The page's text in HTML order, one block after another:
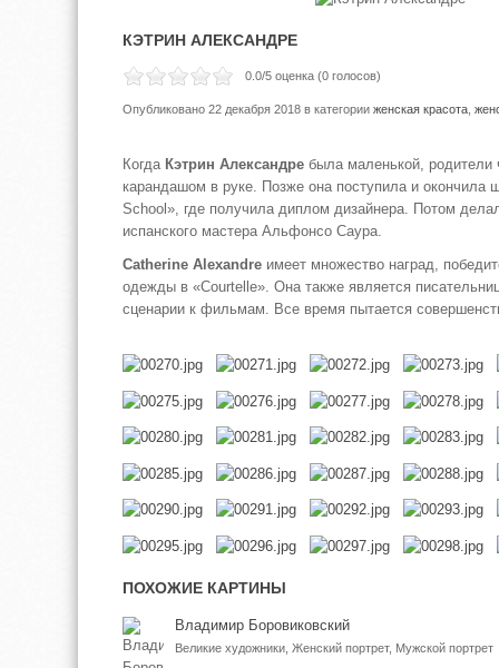
КЭТРИН АЛЕКСАНДРЕ
0.0/5 оценка (0 голосов)
Опубликовано 22 декабря 2018 в категории женская красота
Когда Кэтрин Александре была маленькой, родители
карандашом в руке. Позже она поступила и окончила
School», где получила диплом дизайнера. Потом
испанского мастера Альфонсо Саура.
Catherine Alexandre имеет множество наград,
одежды в «Courtelle». Она также является
сценарии к фильмам. Все время пытается
ПОХОЖИЕ КАРТИНЫ
Владимир Боровиковский
Великие художники, Женский портрет, Мужской портрет